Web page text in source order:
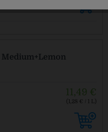
11,49 €
(1,28 € / 1 L)